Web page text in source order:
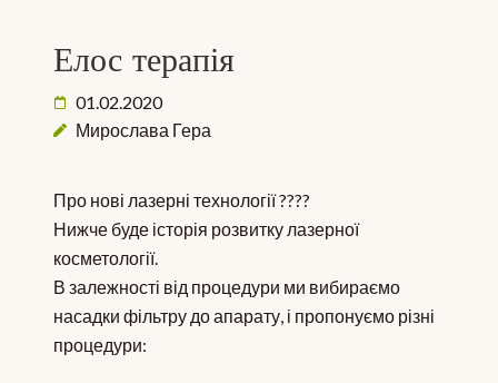
Елос терапія
01.02.2020
Мирослава Гера
Про нові лазерні технології ????
Нижче буде історія розвитку лазерної
косметології.
В залежності від процедури ми вибираємо
насадки фільтру до апарату, і пропонуємо різні
процедури: